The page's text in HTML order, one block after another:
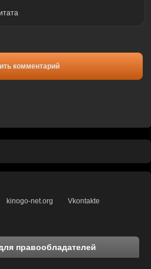
комментарий
kinogo-net.org Vkontakte
правообладателей